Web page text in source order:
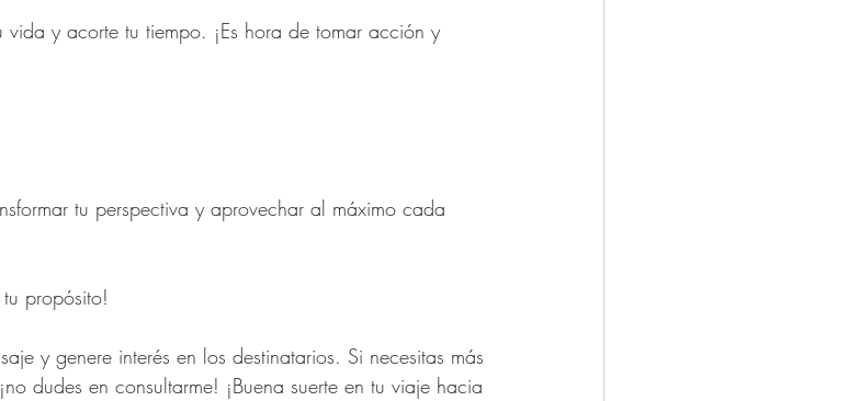
y acorte tu tiempo. ¡Es hora de tomar acción y
tu perspectiva y aprovechar al máximo cada
propósito!
y genere interés en los destinatarios. Si necesitas más
dudes en consultarme! ¡Buena suerte en tu viaje hacia